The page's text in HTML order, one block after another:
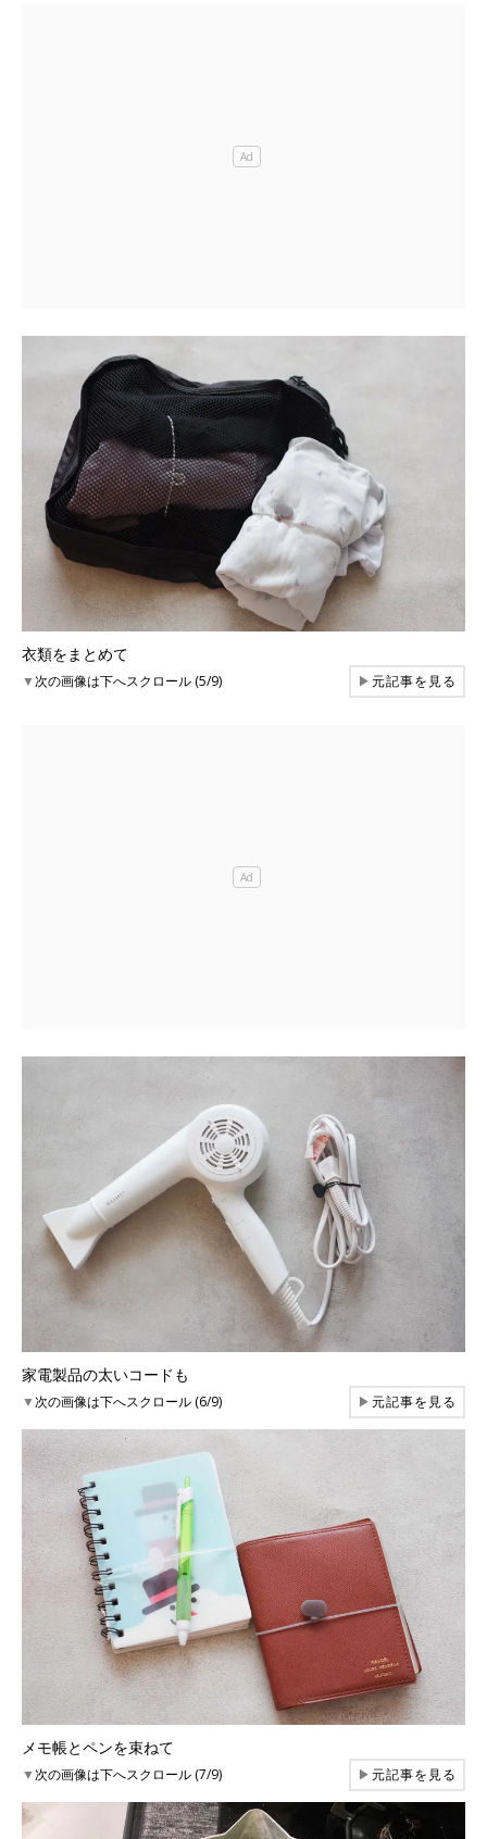
衣類をまとめて
▼次の画像は下へスクロール (5/9) ▶元記事を見る
家電製品の太いコードも
▼次の画像は下へスクロール (6/9) ▶元記事を見る
メモ帳とペンを束ねて
▼次の画像は下へスクロール (7/9) ▶元記事を見る